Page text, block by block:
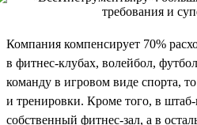
Компания компенсирует 70%
в фитнес-клубах, волейбол,
команду в игровом виде спорта,
и тренировки. Кроме того, в
собственный фитнес-зал, а в